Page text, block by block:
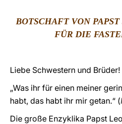
BOTSCHAFT VON
FÜR DIE
Liebe Schwestern und Brüder!
„Was ihr für einen meiner
habt, das habt ihr mir getan.“ (
Die große Enzyklika Papst